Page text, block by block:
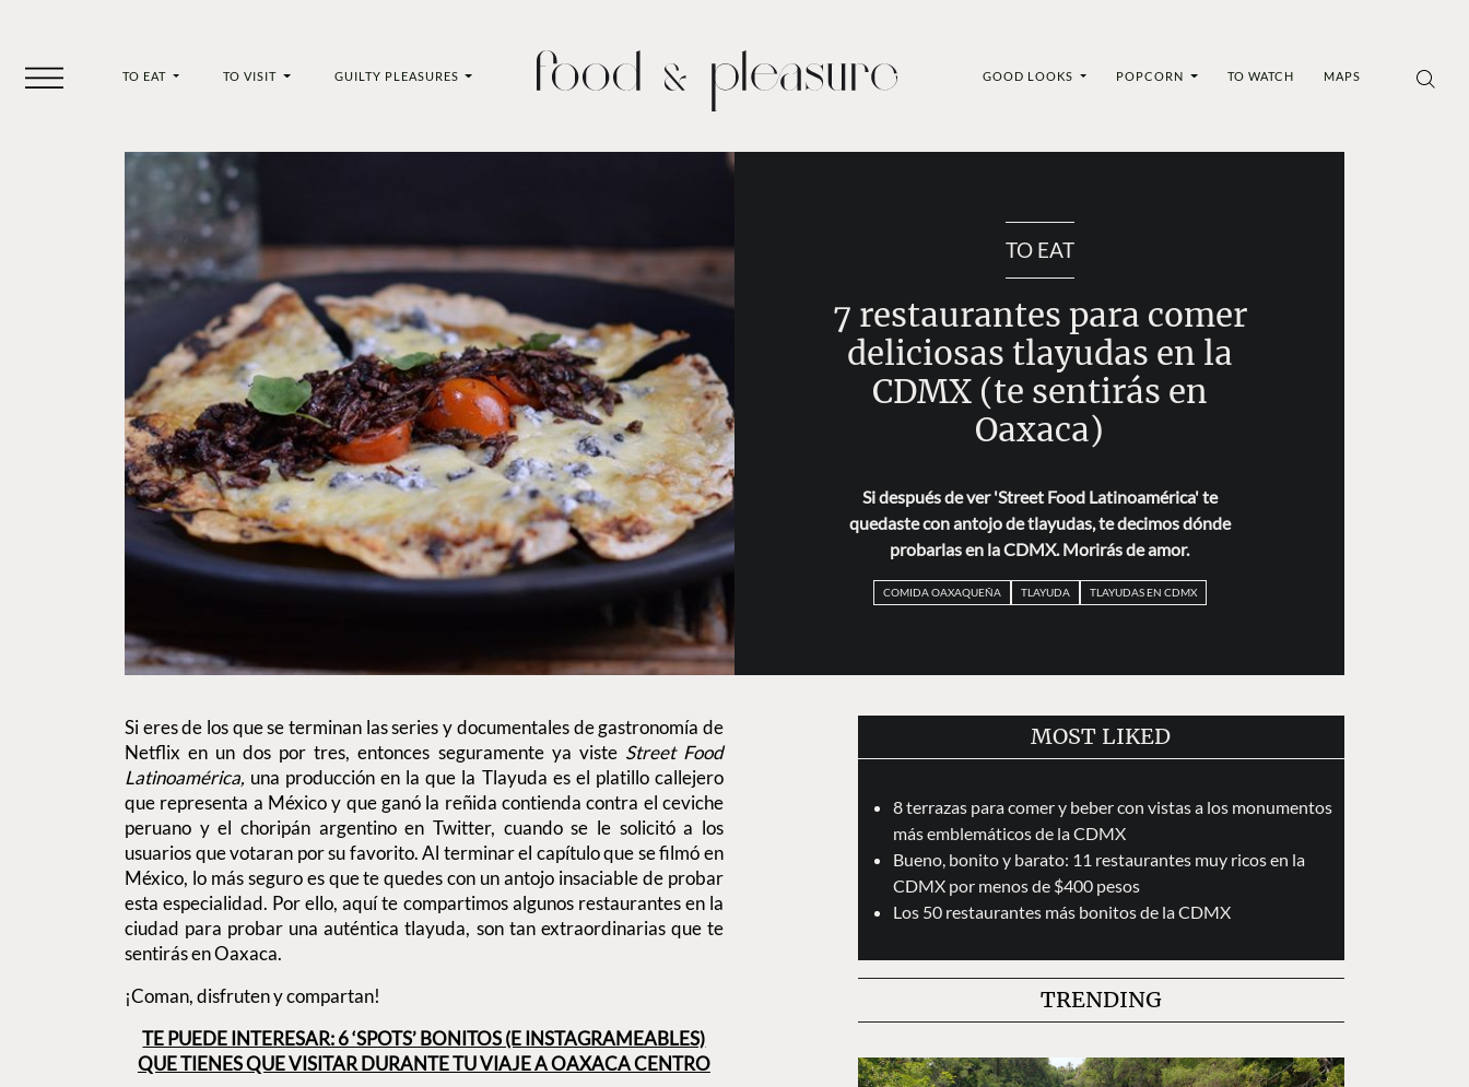
TO EAT TO VISIT GUILTY PLEASURES GOOD LOOKS POPCORN TO WATCH MAPS
TO EAT
7 restaurantes para comer
deliciosas tlayudas en la
CDMX (te sentirás en
Oaxaca)
Si después de ver 'Street Food Latinoamérica' te
quedaste con antojo de tlayudas, te decimos dónde
probarlas en la CDMX. Morirás de amor.
COMIDA OAXAQUEÑA TLAYUDA TLAYUDAS EN CDMX
Si eres de los que se terminan las series y documentales de gastronomía de
Netflix en un dos por tres, entonces seguramente ya viste Street Food
Latinoamérica, una producción en la que la Tlayuda es el platillo callejero
que representa a México y que ganó la reñida contienda contra el ceviche
peruano y el choripán argentino en Twitter, cuando se le solicitó a los
usuarios que votaran por su favorito. Al terminar el capítulo que se filmó en
México, lo más seguro es que te quedes con un antojo insaciable de probar
esta especialidad. Por ello, aquí te compartimos algunos restaurantes en la
ciudad para probar una auténtica tlayuda, son tan extraordinarias que te
sentirás en Oaxaca.
¡Coman, disfruten y compartan!
TE PUEDE INTERESAR: 6 ‘SPOTS’ BONITOS (E INSTAGRAMEABLES)
QUE TIENES QUE VISITAR DURANTE TU VIAJE A OAXACA CENTRO
MOST LIKED
8 terrazas para comer y beber con vistas a los monumentos
más emblemáticos de la CDMX
Bueno, bonito y barato: 11 restaurantes muy ricos en la
CDMX por menos de $400 pesos
Los 50 restaurantes más bonitos de la CDMX
TRENDING